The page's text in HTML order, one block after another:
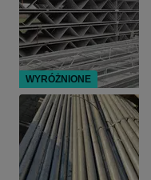
WYRÓŻNIONE